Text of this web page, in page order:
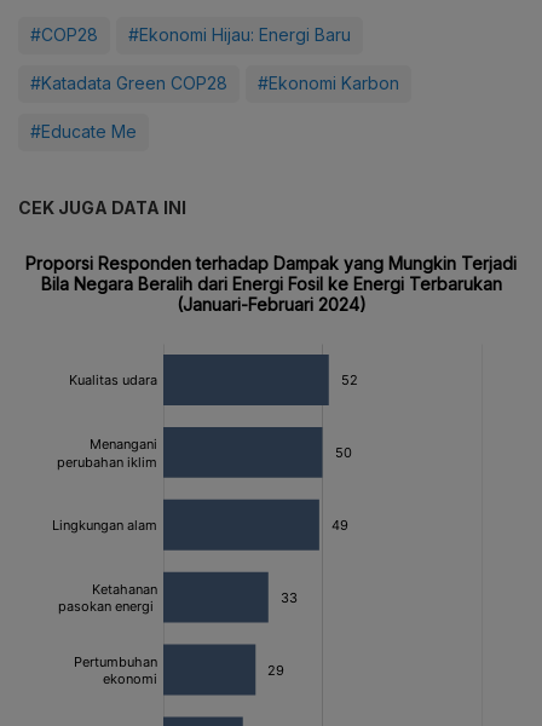
#COP28 #Ekonomi Hijau: Energi Baru
#Katadata Green COP28 #Ekonomi Karbon
#Educate Me
CEK JUGA DATA INI